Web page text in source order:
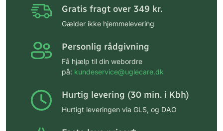
Gratis fragt over 349 kr.
Gælder ikke hjemmelevering
Personlig rådgivning
Få hjælp til din webordre
på: kundeservice@uglecare.dk
Hurtig levering (30 min. i Kbh)
Hurtigt leveringen via GLS, og DAO